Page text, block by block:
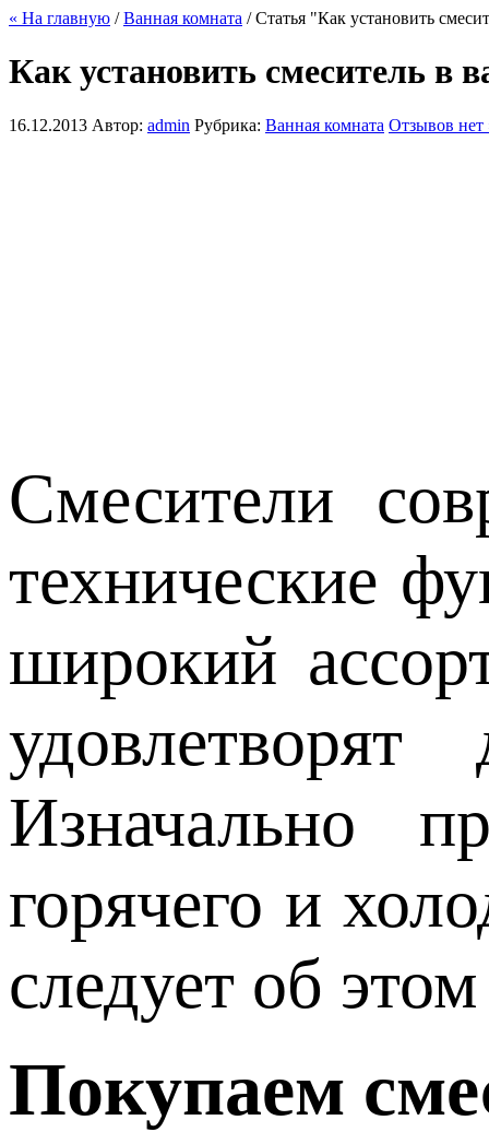
« На главную /Ванная комната / Статья "Как установить
Как установить смеситель в
16.12.2013 Автор: admin Рубрика: Ванная комната Отзывов нет
Смесители
технические
широкий
Изначально
горячего и
следует об
Покупаем